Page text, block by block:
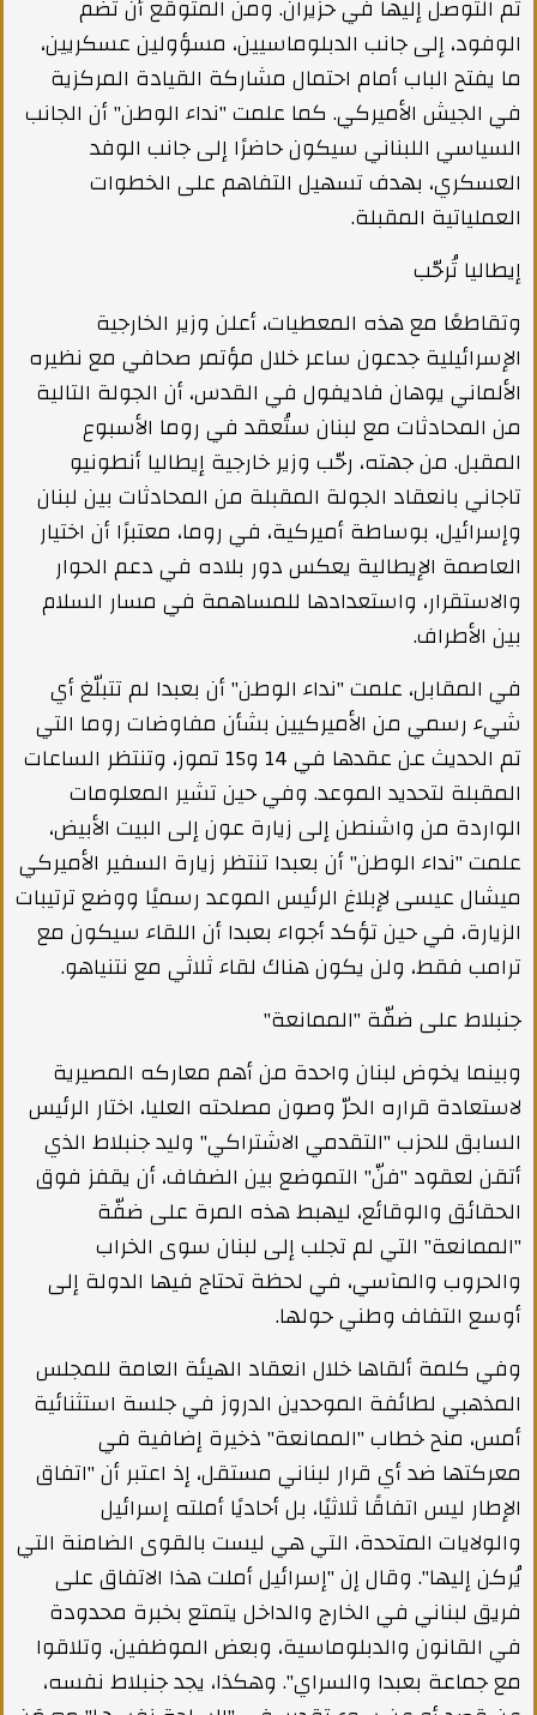
تم التوصل إليها في حزيران. ومن المتوقع أن تضم
الوفود، إلى جانب الدبلوماسيين، مسؤولين عسكريين،
ما يفتح الباب أمام احتمال مشاركة القيادة المركزية
في الجيش الأميركي. كما علمت "نداء الوطن" أن الجانب
السياسي اللبناني سيكون حاضرًا إلى جانب الوفد
العسكري، بهدف تسهيل التفاهم على الخطوات
العملياتية المقبلة.
إيطاليا تُرحّب
وتقاطعًا مع هذه المعطيات، أعلن وزير الخارجية
الإسرائيلية جدعون ساعر خلال مؤتمر صحافي مع نظيره
الألماني يوهان فاديفول في القدس، أن الجولة التالية
من المحادثات مع لبنان ستُعقد في روما الأسبوع
المقبل. من جهته، رحّب وزير خارجية إيطاليا أنطونيو
تاجاني بانعقاد الجولة المقبلة من المحادثات بين لبنان
وإسرائيل، بوساطة أميركية، في روما، معتبرًا أن اختيار
العاصمة الإيطالية يعكس دور بلاده في دعم الحوار
والاستقرار، واستعدادها للمساهمة في مسار السلام
بين الأطراف.
في المقابل، علمت "نداء الوطن" أن بعبدا لم تتبلّغ أي
شيء رسمي من الأميركيين بشأن مفاوضات روما التي
تم الحديث عن عقدها في 14 و15 تموز، وتنتظر الساعات
المقبلة لتحديد الموعد. وفي حين تشير المعلومات
الواردة من واشنطن إلى زيارة عون إلى البيت الأبيض،
علمت "نداء الوطن" أن بعبدا تنتظر زيارة السفير الأميركي
ميشال عيسى لإبلاغ الرئيس الموعد رسميًا ووضع ترتيبات
الزيارة، في حين تؤكد أجواء بعبدا أن اللقاء سيكون مع
ترامب فقط، ولن يكون هناك لقاء ثلاثي مع نتنياهو.
جنبلاط على ضفّة "الممانعة"
وبينما يخوض لبنان واحدة من أهم معاركه المصيرية
لاستعادة قراره الحرّ وصون مصلحته العليا، اختار الرئيس
السابق للحزب "التقدمي الاشتراكي" وليد جنبلاط الذي
أتقن لعقود "فنّ" التموضع بين الضفاف، أن يقفز فوق
الحقائق والوقائع، ليهبط هذه المرة على ضفّة
"الممانعة" التي لم تجلب إلى لبنان سوى الخراب
والحروب والمآسي، في لحظة تحتاج فيها الدولة إلى
أوسع التفاف وطني حولها.
وفي كلمة ألقاها خلال انعقاد الهيئة العامة للمجلس
المذهبي لطائفة الموحدين الدروز في جلسة استثنائية
أمس، منح خطاب "الممانعة" ذخيرة إضافية في
معركتها ضد أي قرار لبناني مستقل، إذ اعتبر أن "اتفاق
الإطار ليس اتفاقًا ثلاثيًا، بل أحاديًا أملته إسرائيل
والولايات المتحدة، التي هي ليست بالقوى الضامنة التي
يُركن إليها". وقال إن "إسرائيل أملت هذا الاتفاق على
فريق لبناني في الخارج والداخل يتمتع بخبرة محدودة
في القانون والدبلوماسية، وبعض الموظفين، وتلاقوا
مع جماعة بعبدا والسراي". وهكذا، يجد جنبلاط نفسه،